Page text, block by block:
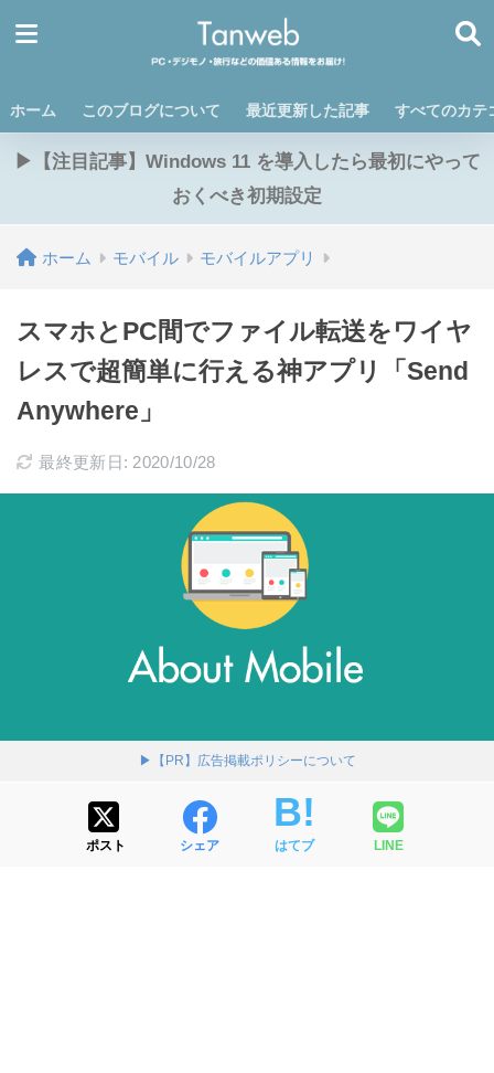
ホーム このブログについて 最近更新した記事 すべてのカテ
▶【注目記事】Windows 11 を導入したら最初にやって
おくべき初期設定
ホーム モバイル モバイルアプリ
スマホとPC間でファイル転送をワイヤ
レスで超簡単に行える神アプリ「Send
Anywhere」
最終更新日: 2020/10/28
▶【PR】広告掲載ポリシーについて
ポスト シェア はてブ LINE